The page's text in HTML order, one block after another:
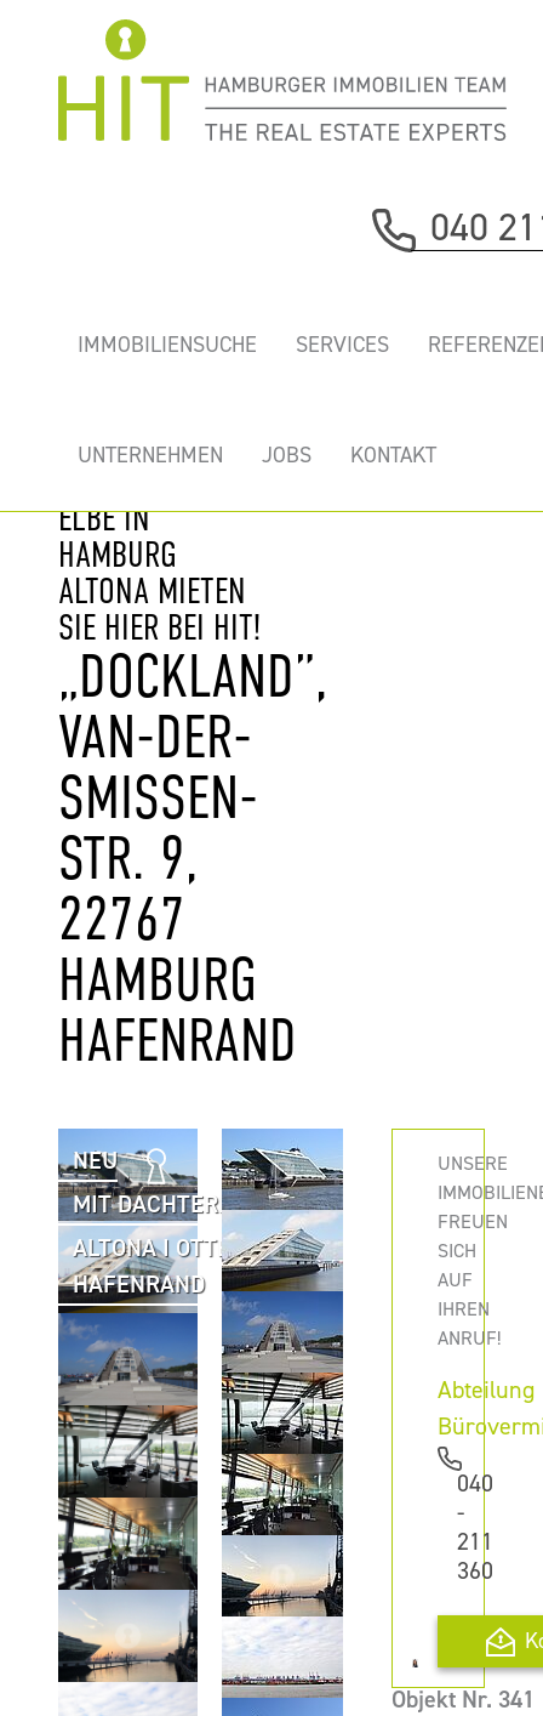
040
IMMOBILIENSUCHE SERVICES
UNTERNEHMEN JOBS KONTAKT
„DOCKLAND” -
ACHTERRRASSE D
LBE IN H
AMBURG A
LTONA MIETEN S
IE HIER BEI HIT!
„DOCKLAND”,
VAN-DER-
SMISSEN-
STR. 9,
22767
HAMBURG
HAFENRAND
NEU
MIT DACHTERRASSE
ALTONA I OTTENSEN I
HAFENRAND
UNSERE
FREUEN
SICH
AUF
IHREN
ANRUF!
Abteilung
040
-
211
360
Objekt Nr. 341